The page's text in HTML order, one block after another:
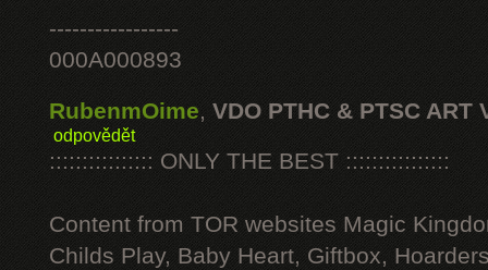
-----------------
000A000893
RubenmOime, VDO PTHC & PTSC ART
odpovědět
:::::::::::::::: ONLY THE BEST ::::::::::::::::
Content from TOR websites Magic
Childs Play, Baby Heart, Giftbox,